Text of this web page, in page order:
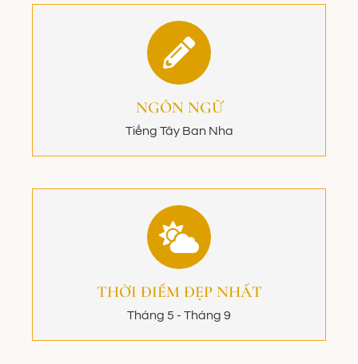
NGÔN NGỮ
Tiếng Tây Ban Nha
THỜI ĐIỂM ĐẸP NHẤT
Tháng 5 - Tháng 9